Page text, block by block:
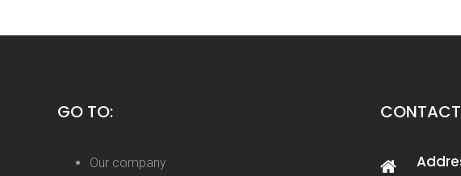
GO TO:
Our company
CONTACT